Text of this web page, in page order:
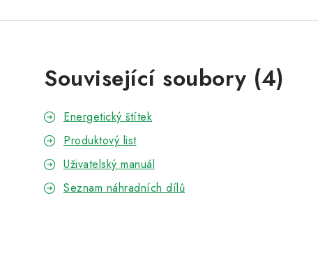
Související soubory (4)
Energetický štítek
Produktový list
Uživatelský manuál
Seznam náhradních dílů